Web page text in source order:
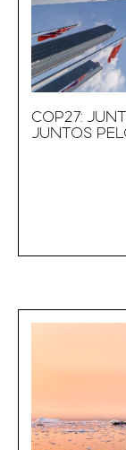
COP27:
JUNTOS